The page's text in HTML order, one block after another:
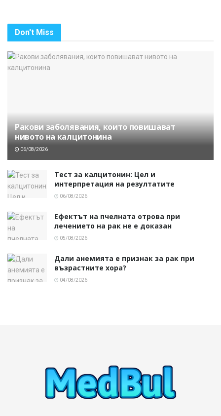
Don't Miss
Ракови заболявания, които повишават
нивото на калцитонина
06/08/2026
Тест за калцитонин: Цел и
интерпретация на резултатите
06/08/2026
Ефектът на пчелната отрова при
лечението на рак не е доказан
05/08/2026
Дали анемията е признак за рак при
възрастните хора?
04/08/2026